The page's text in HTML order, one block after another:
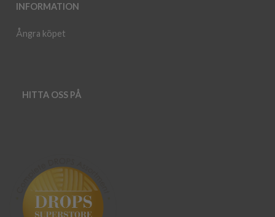
INFORMATION
Ångra köpet
HITTA OSS PÅ